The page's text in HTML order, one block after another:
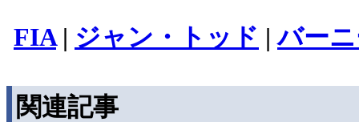
FIA| ジャン・トッド |バー
関連記事